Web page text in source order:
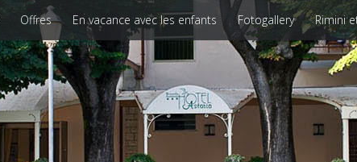
Offres En vacance avec les enfants Fotogallery Rimini